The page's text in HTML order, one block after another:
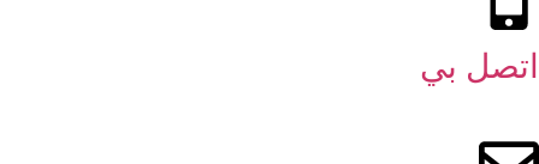
اتصل بي